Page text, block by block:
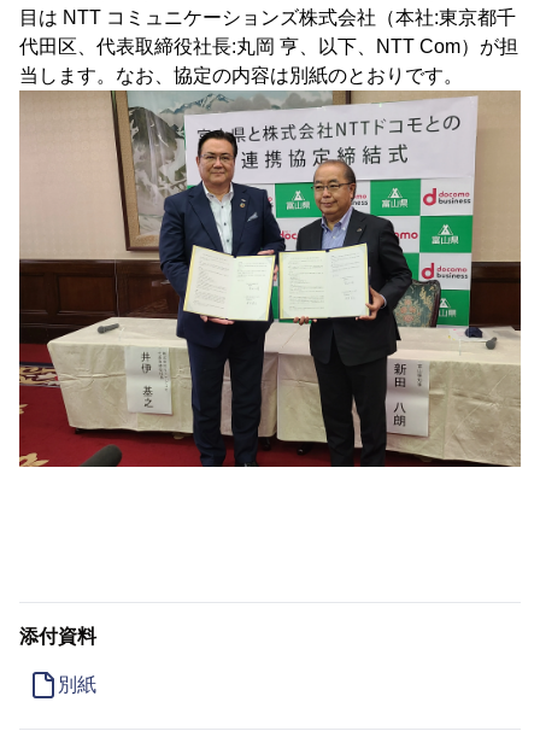
目は NTT コミュニケーションズ株式会社（本社:東京都千
代田区、代表取締役社長:丸岡 亨、以下、NTT Com）が担
当します。なお、協定の内容は別紙のとおりです。
添付資料
別紙